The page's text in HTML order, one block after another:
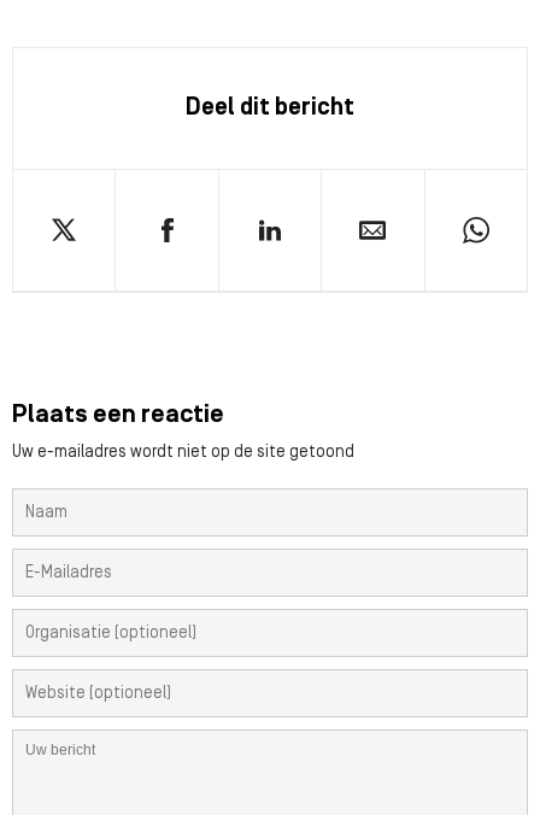
Deel dit bericht
Plaats een reactie
Uw e-mailadres wordt niet op de site getoond